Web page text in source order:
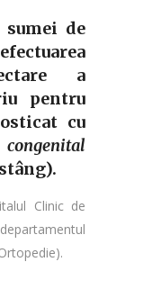
sumei de
a
pentru
cu
Clinic de